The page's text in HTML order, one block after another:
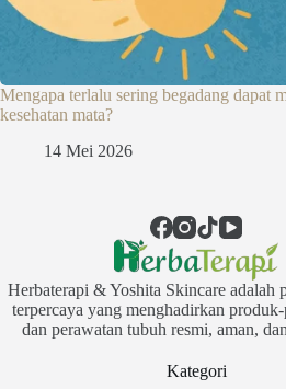
Mengapa terlalu sering begadang dapat
kesehatan mata?
14 Mei 2026
Herbaterapi & Yoshita Skincare adalah
terpercaya yang menghadirkan
dan perawatan tubuh resmi, aman,
Kategori